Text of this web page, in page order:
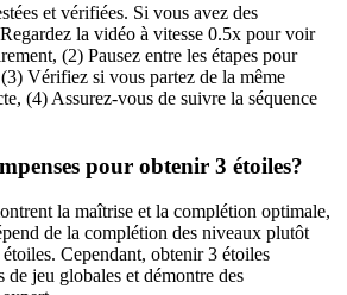
et vérifiées. Si vous avez des
la vidéo à vitesse 0.5x pour voir
(2) Pausez entre les étapes pour
Vérifiez si vous partez de la même
(4) Assurez-vous de suivre la séquence
pour obtenir 3 étoiles?
la maîtrise et la complétion optimale,
de la complétion des niveaux plutôt
Cependant, obtenir 3 étoiles
de jeu globales et démontre des